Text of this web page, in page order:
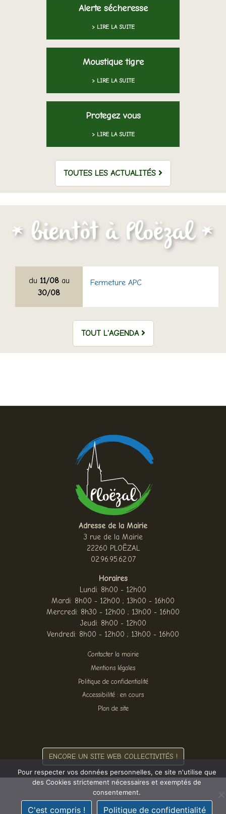
Alerte sécheresse
> LIRE LA SUITE
Moustique tigre
> LIRE LA SUITE
Protegez vous
> LIRE LA SUITE
TOUTES LES ACTUALITÉS
du 11/08au
30/08
Fermeture APC
TOUT L'AGENDA
Adresse de la Mairie
3 rue de la Mairie
22260 PLOËZAL
02.96.95.62.07
Horaires
Lundi: 8h00 - 12h00
Mardi: 8h00 - 12h00 ; 13h00 - 16h00
Mercredi: 8h30 - 12h00 ; 13h00 - 16h00
Jeudi: 8h00 - 12h00
Vendredi: 8h00 - 12h00 ; 13h00 - 16h00
Contacter la mairie
Mentions légales
Politique de confidentialité
Accessibilité : en cours
Plan de site
ENCORE UN SITE WEB COLLECTIVITÉS !
Pour respecter vos données personnelles, ce site n'utilise que
des Cookies strictement nécessaires et exemptés de
consentement.
C'est compris ! Politique de confidentialité